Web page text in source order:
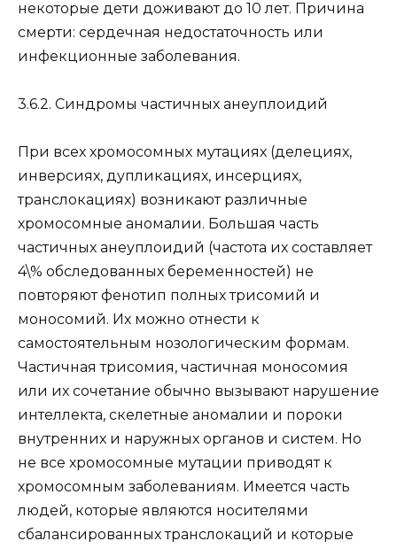
некоторые дети доживают до 10 лет. Причина
смерти: сердечная недостаточность или
инфекционные заболевания.
3.6.2. Синдромы частичных анеуплоидий
При всех хромосомных мутациях (делециях,
инверсиях, дупликациях, инсерциях,
транслокациях) возникают различные
хромосомные аномалии. Большая часть
частичных анеуплоидий (частота их составляет
4\% обследованных беременностей) не
повторяют фенотип полных трисомий и
моносомий. Их можно отнести к
самостоятельным нозологическим формам.
Частичная трисомия, частичная моносомия
или их сочетание обычно вызывают нарушение
интеллекта, скелетные аномалии и пороки
внутренних и наружных органов и систем. Но
не все хромосомные мутации приводят к
хромосомным заболеваниям. Имеется часть
людей, которые являются носителями
сбалансированных транслокаций и которые